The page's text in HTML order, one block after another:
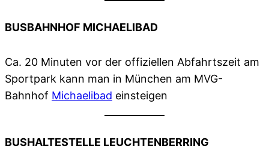
BUSBAHNHOF MICHAELIBAD
Ca. 20 Minuten vor der offiziellen Abfahrtszeit am
Sportpark kann man in München am MVG-
Bahnhof Michaelibad einsteigen
BUSHALTESTELLE LEUCHTENBERRING